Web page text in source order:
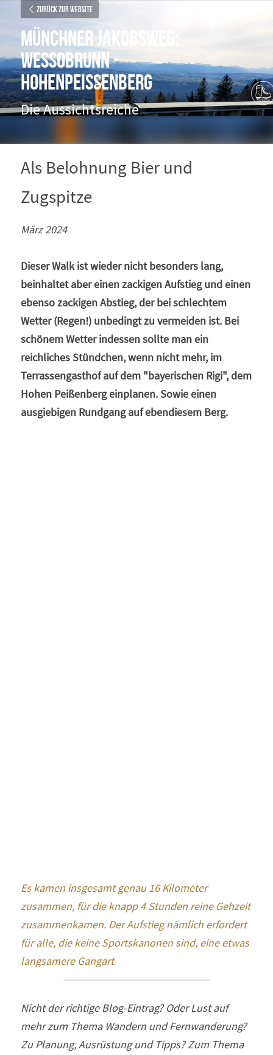
Zurück zur Website
Münchner Jakobsweg:
Wessobrunn -
Hohenpeissenberg
Die Aussichtsreiche
Als Belohnung Bier und
Zugspitze
März 2024
Dieser Walk ist wieder nicht besonders lang,
beinhaltet aber einen zackigen Aufstieg und einen
ebenso zackigen Abstieg, der bei schlechtem
Wetter (Regen!) unbedingt zu vermeiden ist. Bei
schönem Wetter indessen sollte man ein
reichliches Stündchen, wenn nicht mehr, im
Terrassengasthof auf dem "bayerischen Rigi", dem
Hohen Peißenberg einplanen. Sowie einen
ausgiebigen Rundgang auf ebendiesem Berg.
Es kamen insgesamt genau 16 Kilometer
zusammen, für die knapp 4 Stunden reine Gehzeit
zusammenkamen. Der Aufstieg nämlich erfordert
für alle, die keine Sportskanonen sind, eine etwas
langsamere Gangart
Nicht der richtige Blog-Eintrag? Oder Lust auf
mehr zum Thema Wandern und Fernwanderung?
Zu Planung, Ausrüstung und Tipps? Zum Thema